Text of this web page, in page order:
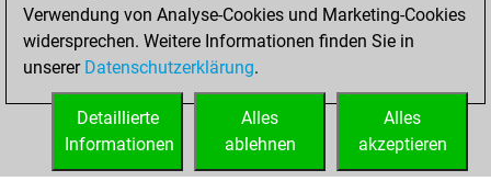
You played 4
slow games
Play
You scored +3
=0 -1 in slow games
Verwendung von Analyse-Cookies und Marketing-Cookies
widersprechen. Weitere Informationen finden Sie in
unserer Datenschutzerklärung.
Alles
akzeptieren
Alles
ablehnen
Detaillierte
Informationen